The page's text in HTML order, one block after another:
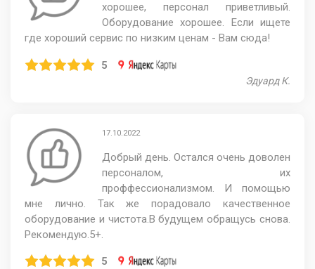
хорошее, персонал приветливый.
Оборудование хорошее. Если ищете
где хороший сервис по низким ценам - Вам сюда!
5
Эдуард К.
17.10.2022
Добрый день. Остался очень доволен
персоналом, их
проффессионализмом. И помощью
мне лично. Так же порадовало качественное
оборудование и чистота.В будущем обращусь снова.
Рекомендую.5+.
5